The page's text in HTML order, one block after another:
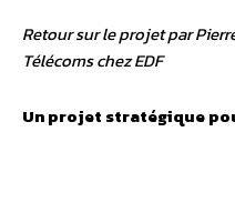
Retour sur le projet par
Télécoms chez EDF
Un projet stratégique